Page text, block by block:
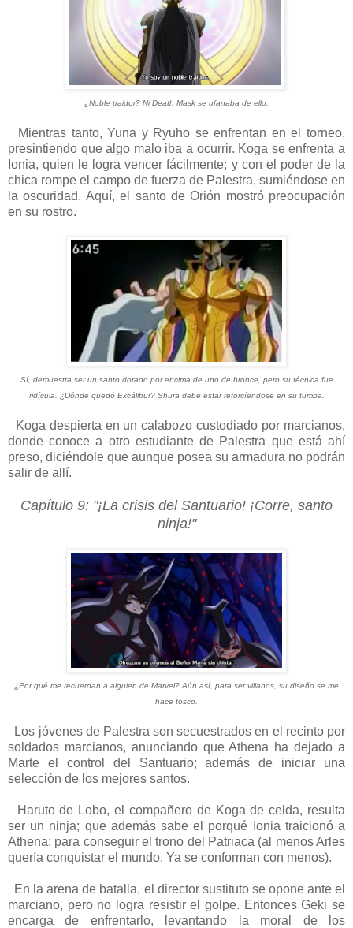
¿Noble traidor? Ni Death Mask se ufanaba de ello.
Mientras tanto, Yuna y Ryuho se enfrentan en el torneo,
presintiendo que algo malo iba a ocurrir. Koga se enfrenta a
Ionia, quien le logra vencer fácilmente; y con el poder de la
chica rompe el campo de fuerza de Palestra, sumiéndose en
la oscuridad. Aquí, el santo de Orión mostró preocupación
en su rostro.
Sí, demuestra ser un santo dorado por encima de uno de bronce, pero su técnica fue
ridícula. ¿Dónde quedó Excálibur? Shura debe estar retorcíendose en su tumba.
Koga despierta en un calabozo custodiado por marcianos,
donde conoce a otro estudiante de Palestra que está ahí
preso, diciéndole que aunque posea su armadura no podrán
salir de allí.
Capítulo 9: "¡La crisis del Santuario! ¡Corre, santo
ninja!"
¿Por qué me recuerdan a alguien de Marvel? Aún así, para ser villanos, su diseño se me
hace tosco.
Los jóvenes de Palestra son secuestrados en el recinto por
soldados marcianos, anunciando que Athena ha dejado a
Marte el control del Santuario; además de iniciar una
selección de los mejores santos.
Haruto de Lobo, el compañero de Koga de celda, resulta
ser un ninja; que además sabe el porqué Ionia traicionó a
Athena: para conseguir el trono del Patriaca (al menos Arles
quería conquistar el mundo. Ya se conforman con menos).
En la arena de batalla, el director sustituto se opone ante el
marciano, pero no logra resistir el golpe. Entonces Geki se
encarga de enfrentarlo, levantando la moral de los